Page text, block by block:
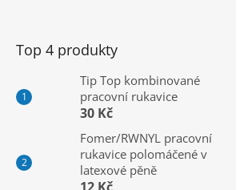
Top 4 produkty
Tip Top kombinované
pracovní rukavice
30 Kč
Fomer/RWNYL pracovní
rukavice polomáčené v
latexové pěně